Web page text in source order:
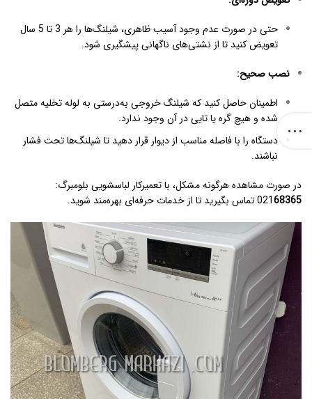
حتی در صورت عدم وجود آسیب ظاهری، شیلنگ‌ها را هر 3 تا 5 سال
تعویض کنید تا از نشتی‌های ناگهانی پیشگیری شود.
نصب صحیح:
اطمینان حاصل کنید که شیلنگ خروجی به‌درستی به لوله تخلیه متصل
شده و هیچ گره یا تایی در آن وجود ندارد.
دستگاه را با فاصله مناسب از دیوار قرار دهید تا شیلنگ‌ها تحت فشار
نباشند.
در صورت مشاهده هرگونه مشکل، باتعمیرکار لباسشویی بلومبرگ:
02168365 تماس بگیرید تا از خدمات حرفه‌ای بهره‌مند شوید.